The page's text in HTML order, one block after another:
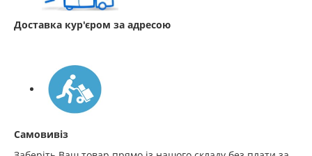
Доставка кур'єром за адресою
Самовивіз